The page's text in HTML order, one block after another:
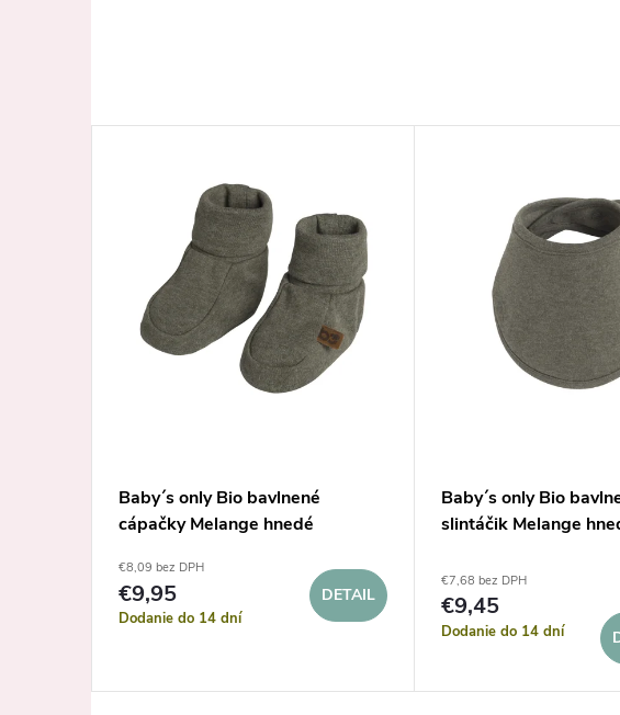
Baby´s only Bio bavlnené
cápačky Melange hnedé
€8,09 bez DPH
€9,95
Dodanie do 14 dní
DETAIL
Baby´s only Bio
slintáčik Melange
€7,68 bez DPH
€9,45
Dodanie do 14 dní